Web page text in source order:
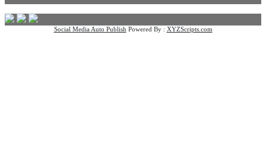
Social Media Auto Publish Powered By : XYZScripts.com